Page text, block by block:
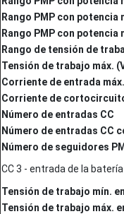
Rango PMP con
Rango PMP con
Rango de tensión de
Tensión de trabajo máx.
Corriente de entrada
Corriente de
Número de entradas CC
Número de entradas CC
Número de seguidores
CC 3 - entrada de la
Tensión de trabajo mín.
Tensión de trabajo máx.